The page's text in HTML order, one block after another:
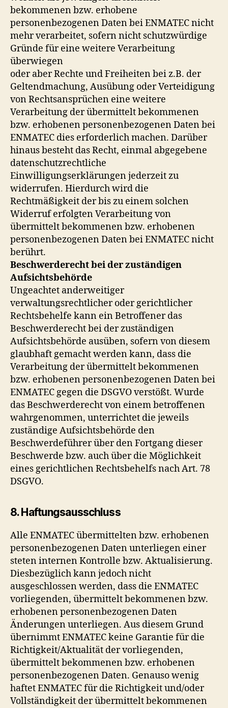
bekommenen bzw. erhobene
personenbezogenen Daten bei ENMATEC nicht
mehr verarbeitet, sofern nicht schutzwürdige
Gründe für eine weitere Verarbeitung
überwiegen
oder aber Rechte und Freiheiten bei z.B. der
Geltendmachung, Ausübung oder Verteidigung
von Rechtsansprüchen eine weitere
Verarbeitung der übermittelt bekommenen
bzw. erhobenen personenbezogenen Daten bei
ENMATEC dies erforderlich machen. Darüber
hinaus besteht das Recht, einmal abgegebene
datenschutzrechtliche
Einwilligungserklärungen jederzeit zu
widerrufen. Hierdurch wird die
Rechtmäßigkeit der bis zu einem solchen
Widerruf erfolgten Verarbeitung von
übermittelt bekommenen bzw. erhobenen
personenbezogenen Daten bei ENMATEC nicht
berührt.
Beschwerderecht bei der zuständigen
Aufsichtsbehörde
Ungeachtet anderweitiger
verwaltungsrechtlicher oder gerichtlicher
Rechtsbehelfe kann ein Betroffener das
Beschwerderecht bei der zuständigen
Aufsichtsbehörde ausüben, sofern von diesem
glaubhaft gemacht werden kann, dass die
Verarbeitung der übermittelt bekommenen
bzw. erhobenen personenbezogenen Daten bei
ENMATEC gegen die DSGVO verstößt. Wurde
das Beschwerderecht von einem betroffenen
wahrgenommen, unterrichtet die jeweils
zuständige Aufsichtsbehörde den
Beschwerdeführer über den Fortgang dieser
Beschwerde bzw. auch über die Möglichkeit
eines gerichtlichen Rechtsbehelfs nach Art. 78
DSGVO.
8. Haftungsausschluss
Alle ENMATEC übermittelten bzw. erhobenen
personenbezogenen Daten unterliegen einer
steten internen Kontrolle bzw. Aktualisierung.
Diesbezüglich kann jedoch nicht
ausgeschlossen werden, dass die ENMATEC
vorliegenden, übermittelt bekommenen bzw.
erhobenen personenbezogenen Daten
Änderungen unterliegen. Aus diesem Grund
übernimmt ENMATEC keine Garantie für die
Richtigkeit/Aktualität der vorliegenden,
übermittelt bekommenen bzw. erhobenen
personenbezogenen Daten. Genauso wenig
haftet ENMATEC für die Richtigkeit und/oder
Vollständigkeit der übermittelt bekommenen